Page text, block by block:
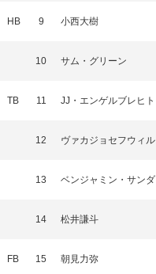
HB 9 小西大樹
10 サム・グリーン
TB 11 JJ・エンゲルブレヒト
12 ヴァカジョセフウィ
13 ベンジャミン・サン
14 松井謙斗
FB 15 朝見力弥